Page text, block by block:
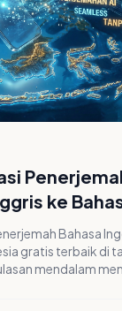
ke
Bahasa
gratis terbaik di
mendalam